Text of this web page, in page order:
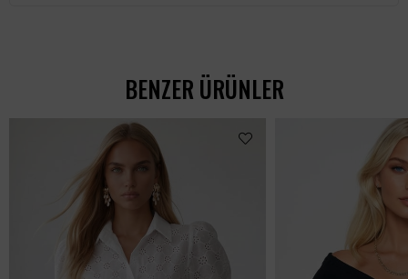
BENZER ÜRÜNLER